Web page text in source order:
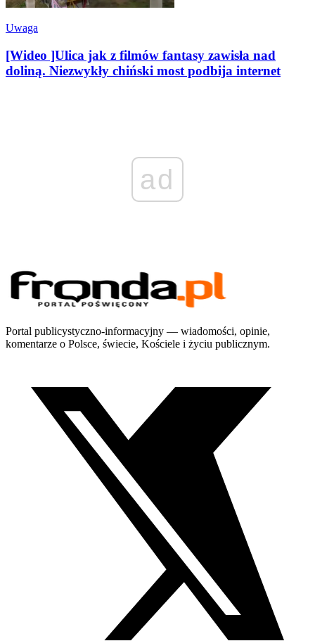
Uwaga
[Wideo ]Ulica jak z filmów fantasy zawisła nad
doliną. Niezwykły chiński most podbija internet
ad
Portal publicystyczno-informacyjny — wiadomości, opinie,
komentarze o Polsce, świecie, Kościele i życiu publicznym.